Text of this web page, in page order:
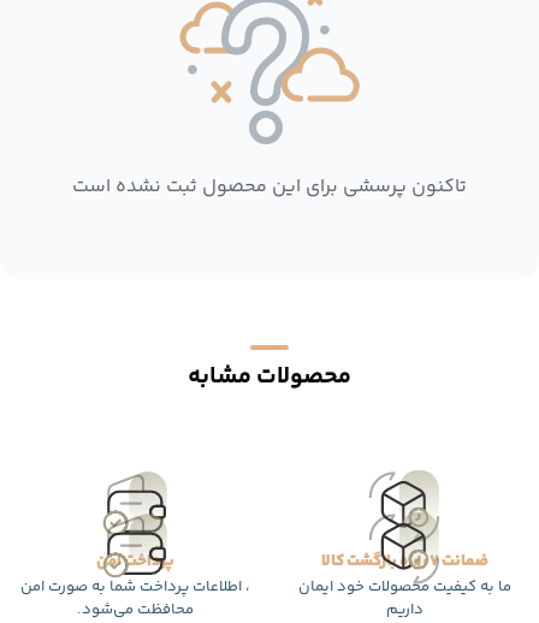
تاکنون پرسشی برای این محصول ثبت نشده است
محصولات مشابه
ضمانت 7 روزه بازگشت کالا
ما به کیفیت محصولات خود ایمان
داریم
پرداخت امن
، اطلاعات پرداخت شما به صورت امن
محافظت می‌شود.